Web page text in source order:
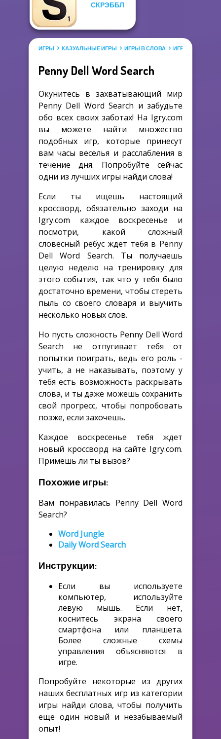
СКРЭББЛ
ИГРЫ КАЗУАЛЬНЫЕ ИГРЫ ИГРЫ В СЛОВА ИГРЫ НАЙДИ
Penny Dell Word Search
Окунитесь в захватывающий мир
Penny Dell Word Search и забудьте
обо всех своих заботах! На Igry.com
вы можете найти множество
подобных игр, которые принесут
вам часы веселья и расслабления в
течение дня. Попробуйте сейчас
одни из лучших игры найди слова!
Если ты ищешь настоящий
кроссворд, обязательно заходи на
Igry.com каждое воскресенье и
посмотри, какой сложный
словесный ребус ждет тебя в Penny
Dell Word Search. Ты получаешь
целую неделю на тренировку для
этого события, так что у тебя было
достаточно времени, чтобы стереть
пыль со своего словаря и выучить
несколько новых слов.
Но пусть сложность Penny Dell Word
Search не отпугивает тебя от
попытки поиграть, ведь его роль -
учить, а не наказывать, поэтому у
тебя есть возможность раскрывать
слова, и ты даже можешь сохранить
свой прогресс, чтобы попробовать
позже, если захочешь.
Каждое воскресенье тебя ждет
новый кроссворд на сайте Igry.com.
Примешь ли ты вызов?
Похожие игры:
Вам понравилась Penny Dell Word
Search?
Word Jungle
Daily Word Search
Инструкции:
Если вы используете
компьютер, используйте
левую мышь. Если нет,
коснитесь экрана своего
смартфона или планшета.
Более сложные схемы
управления объясняются в
игре.
Попробуйте некоторые из других
наших бесплатных игр из категории
игры найди слова, чтобы получить
еще один новый и незабываемый
опыт!